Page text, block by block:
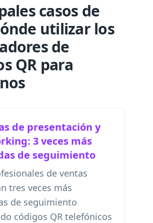
casos de
utilizar los
de
QR para
de presentación y
3 veces más
de seguimiento
de ventas
tres veces más
de seguimiento
códigos QR telefónicos